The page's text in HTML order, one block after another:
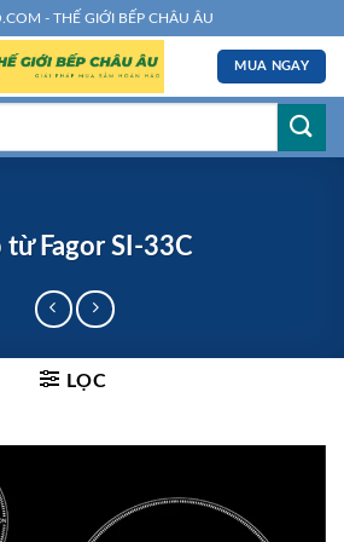
- THẾ GIỚI BẾP CHÂU ÂU
MUA NGAY
từ Fagor SI-33C
LỌC